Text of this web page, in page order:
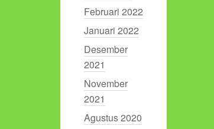
Februari 2022
Januari 2022
Desember
2021
November
2021
Agustus 2020